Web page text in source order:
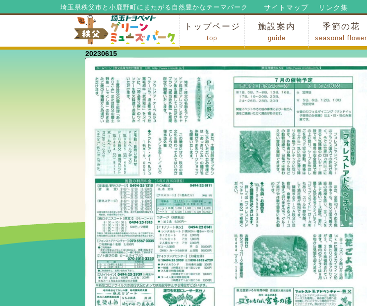
埼玉県秩父市と小鹿野町にまたがる自然豊かなテーマパーク リンク集
サイトマップ
トップページ
top
ミューズパークからのお知らせ
ミューズパークだより
公園内マップ
施設の貸出
利用料金
公園内での行為許可
公園内での禁止行為
施設案内
guide
アトラクション
施設・イベント会場
レストラン・ショップ
スポーツ
花・自然
ハイキング・広場・景色
季節の花
seasonal flower
花の開花状況
梅
桜
スイセン
シャクナゲ
アジサイ
イチョウ
モミジの紅葉
20230615